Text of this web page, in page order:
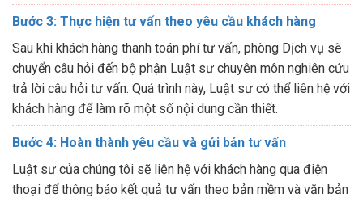
Bước 3: Thực hiện tư vấn theo yêu cầu khách hàng
Sau khi khách hàng thanh toán phí tư vấn, phòng Dịch vụ sẽ
chuyển câu hỏi đến bộ phận Luật sư chuyên môn nghiên cứu
trả lời câu hỏi tư vấn. Quá trình này, Luật sư có thể liên hệ với
khách hàng để làm rõ một số nội dung cần thiết.
Bước 4: Hoàn thành yêu cầu và gửi bản tư vấn
Luật sư của chúng tôi sẽ liên hệ với khách hàng qua điện
thoại để thông báo kết quả tư vấn theo bản mềm và văn bản